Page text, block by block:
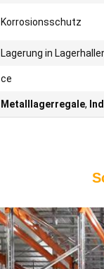
Korrosionsschutz
Lagerung in
ce
Metalllagerregale,